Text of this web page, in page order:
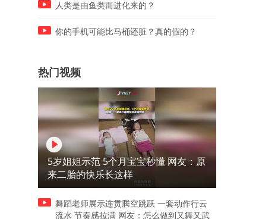
人类是由鱼类而进化来的？
你的手机可能比马桶还脏？真的假的？
热门视频
5岁姐姐示范 5个月宝宝秒懂 网友：原
来二胎的快乐长这样
舞蹈老师展示连贯腾空跳跃 一套动作行云
流水 节奏感拉满 网友：怎么做到又舞又武